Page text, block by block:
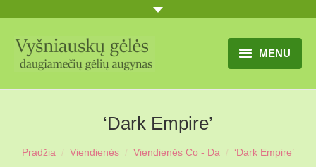
MENU
TITULINIS
GĖLIŲ KATALOGAS
PRANEŠIMAI
‘Dark Empire’
Pradžia Viendienės Viendienės Co - Da ‘Dark Empire’